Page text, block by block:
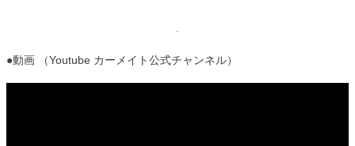
●動画 （Youtube カーメイト公式チャンネル）